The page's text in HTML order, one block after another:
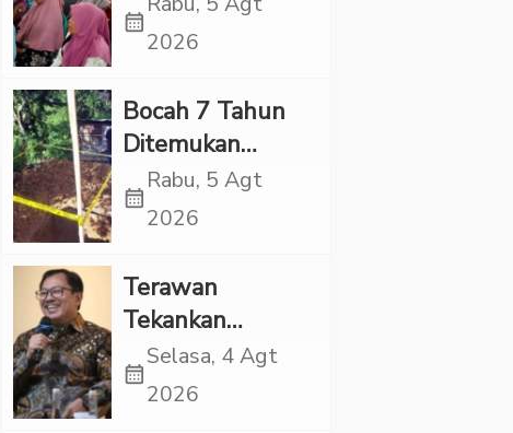
Sidang Isbat
calendar_month
2026
Bocah 7 Tahun
Ditemukan
Tewas dalam
Sumur di Tapsel,
Kekerasan
calendar_month
Rabu, 5 Agt
2026
Terawan
Tekankan
Pentingnya
Inovasi
calendar_month
Selasa, 4 Agt
2026